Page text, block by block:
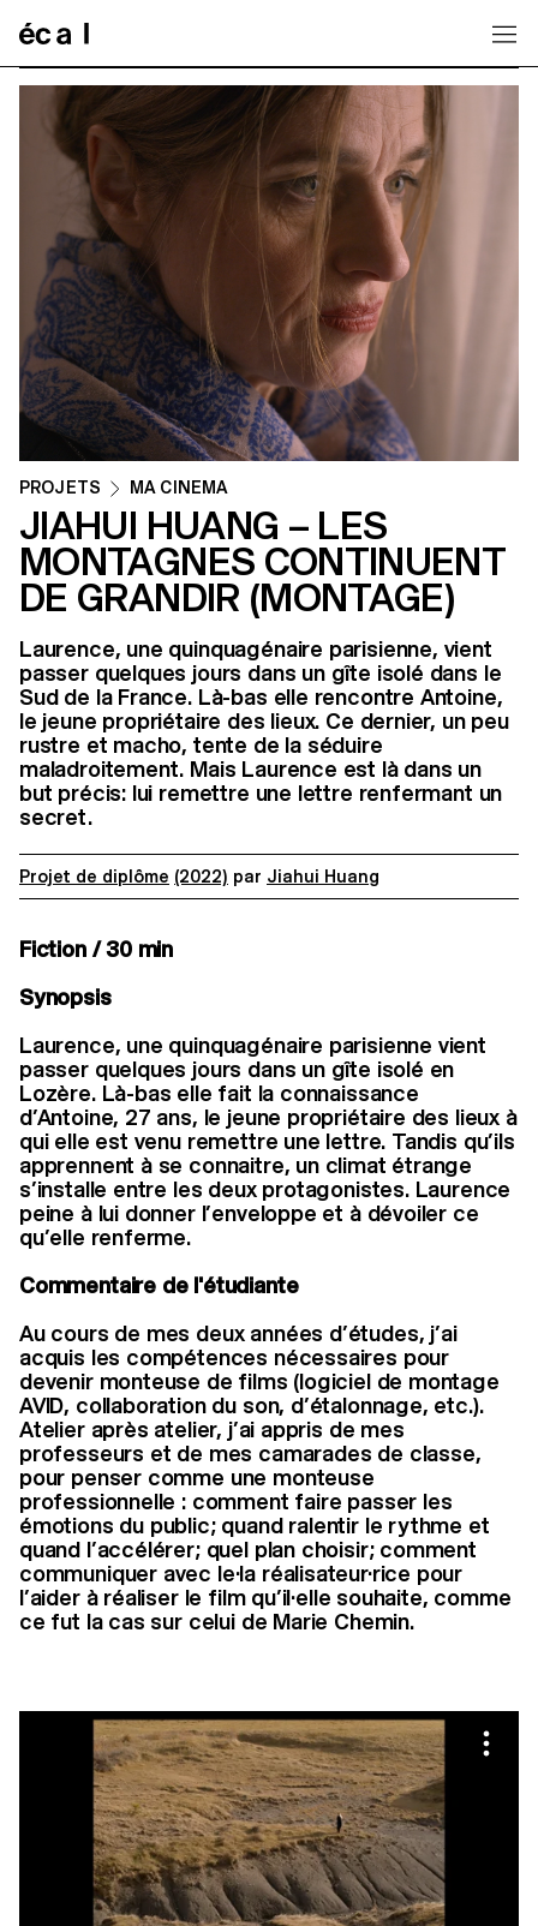
PROJETS MA CINEMA
JIAHUI HUANG – LES
MONTAGNES CONTINUENT
DE GRANDIR (MONTAGE)
Laurence, une quinquagénaire parisienne, vient
passer quelques jours dans un gîte isolé dans le
Sud de la France. Là-bas elle rencontre Antoine,
le jeune propriétaire des lieux. Ce dernier, un peu
rustre et macho, tente de la séduire
maladroitement. Mais Laurence est là dans un
but précis: lui remettre une lettre renfermant un
secret.
Projet de diplôme (2022) par Jiahui Huang
Fiction / 30 min
Synopsis
Laurence, une quinquagénaire parisienne vient
passer quelques jours dans un gîte isolé en
Lozère. Là-bas elle fait la connaissance
d’Antoine, 27 ans, le jeune propriétaire des lieux à
qui elle est venu remettre une lettre. Tandis qu’ils
apprennent à se connaitre, un climat étrange
s’installe entre les deux protagonistes. Laurence
peine à lui donner l’enveloppe et à dévoiler ce
qu’elle renferme.
Commentaire de l'étudiante
Au cours de mes deux années d’études, j’ai
acquis les compétences nécessaires pour
devenir monteuse de films (logiciel de montage
AVID, collaboration du son, d’étalonnage, etc.).
Atelier après atelier, j’ai appris de mes
professeurs et de mes camarades de classe,
pour penser comme une monteuse
professionnelle : comment faire passer les
émotions du public; quand ralentir le rythme et
quand l’accélérer; quel plan choisir; comment
communiquer avec le·la réalisateur·rice pour
l’aider à réaliser le film qu’il·elle souhaite, comme
ce fut la cas sur celui de Marie Chemin.